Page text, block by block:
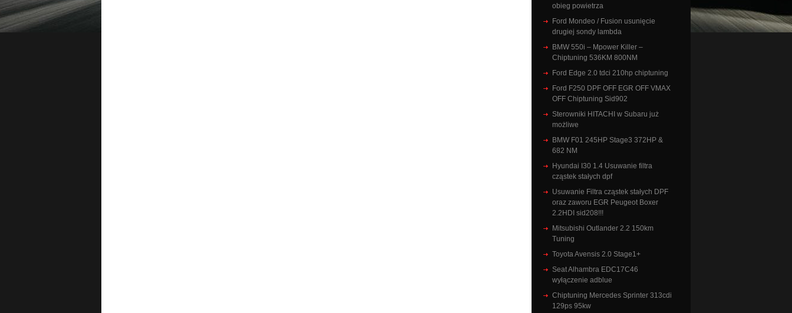
obieg powietrza
Ford Mondeo / Fusion usunięcie
drugiej sondy lambda
BMW 550i – Mpower Killer –
Chiptuning 536KM 800NM
Ford Edge 2.0 tdci 210hp chiptuning
Ford F250 DPF OFF EGR OFF VMAX
OFF Chiptuning Sid902
Sterowniki HITACHI w Subaru już
możliwe
BMW F01 245HP Stage3 372HP &
682 NM
Hyundai I30 1.4 Usuwanie filtra
cząstek stałych dpf
Usuwanie Filtra cząstek stałych DPF
oraz zaworu EGR Peugeot Boxer
2.2HDI sid208!!!
Mitsubishi Outlander 2.2 150km
Tuning
Toyota Avensis 2.0 Stage1+
Seat Alhambra EDC17C46
wyłączenie adblue
Chiptuning Mercedes Sprinter 313cdi
129ps 95kw